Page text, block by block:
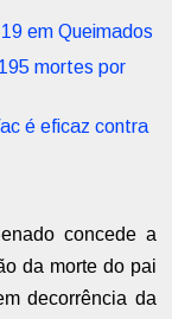
em Queimados
mortes por
é eficaz contra
concede a
da morte do pai
decorrência da